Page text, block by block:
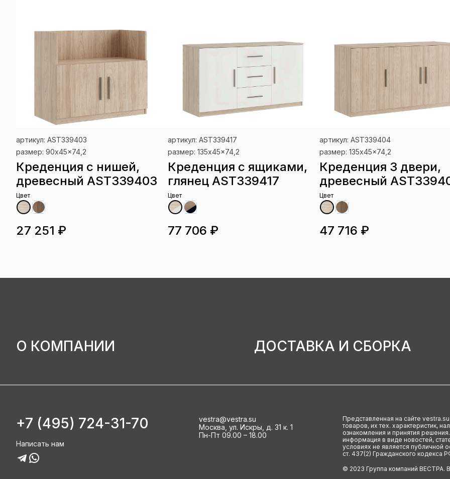
артикул: AST339403
размер: 90x45x74,2
Креденция с нишей,
древесный AST339403
Цвет
27 251 ₽
артикул: AST339417
размер: 135x45x74,2
Креденция с ящиками,
глянец AST339417
Цвет
77 706 ₽
артикул: AST339404
размер: 135x45x74,2
Креденция 3 двери,
древесный
Цвет
47 716 ₽
О КОМПАНИИ ДОСТАВКА И СБОРКА
+7 (495) 724-31-70
Написать нам
vestra@vestra.su
Москва, ул. Искры, д. 31 к. 1
Пн-Пт 09.00 – 18.00
Представленная на сайте
товаров, их тех. характеристик,
ознакомления и принятия
информация в виде новостей,
условиях не является
ст. 437(2) Гражданского кодекса
© 2023 Группа компаний ВЕСТРА.